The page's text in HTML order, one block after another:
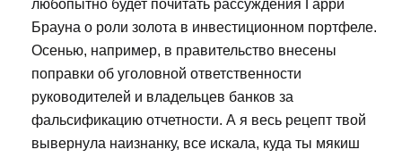
любопытно будет почитать рассуждения Гарри
Брауна о роли золота в инвестиционном портфеле.
Осенью, например, в правительство внесены
поправки об уголовной ответственности
руководителей и владельцев банков за
фальсификацию отчетности. А я весь рецепт твой
вывернула наизнанку, все искала, куда ты мякиш